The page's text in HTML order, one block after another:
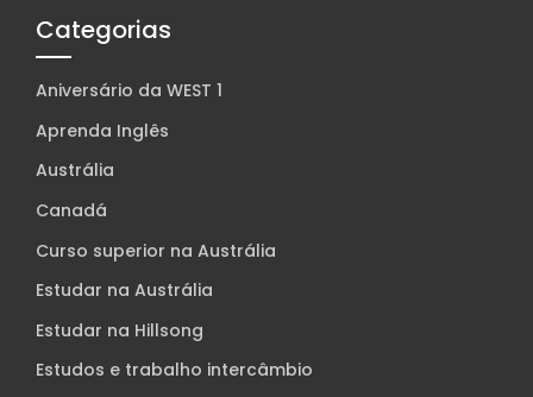
Categorias
Aniversário da WEST 1
Aprenda Inglês
Austrália
Canadá
Curso superior na Austrália
Estudar na Austrália
Estudar na Hillsong
Estudos e trabalho intercâmbio